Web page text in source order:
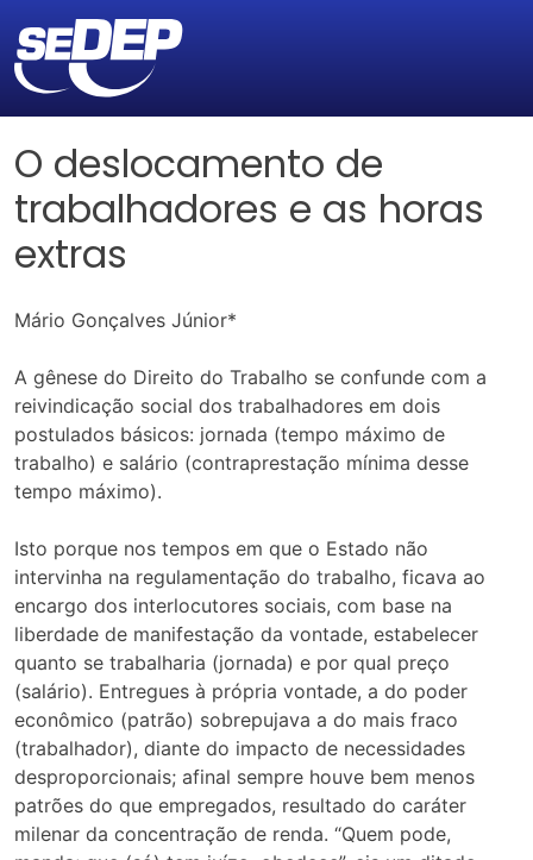
O deslocamento de
trabalhadores e as horas
extras
Mário Gonçalves Júnior*
A gênese do Direito do Trabalho se confunde com a
reivindicação social dos trabalhadores em dois
postulados básicos: jornada (tempo máximo de
trabalho) e salário (contraprestação mínima desse
tempo máximo).
Isto porque nos tempos em que o Estado não
intervinha na regulamentação do trabalho, ficava ao
encargo dos interlocutores sociais, com base na
liberdade de manifestação da vontade, estabelecer
quanto se trabalharia (jornada) e por qual preço
(salário). Entregues à própria vontade, a do poder
econômico (patrão) sobrepujava a do mais fraco
(trabalhador), diante do impacto de necessidades
desproporcionais; afinal sempre houve bem menos
patrões do que empregados, resultado do caráter
milenar da concentração de renda. “Quem pode,